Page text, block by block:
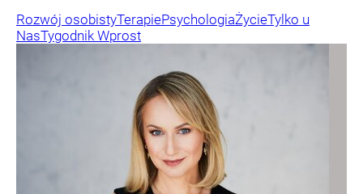
Rozwój osobistyTerapiePsychologiaŻycieTylko u
NasTygodnik Wprost